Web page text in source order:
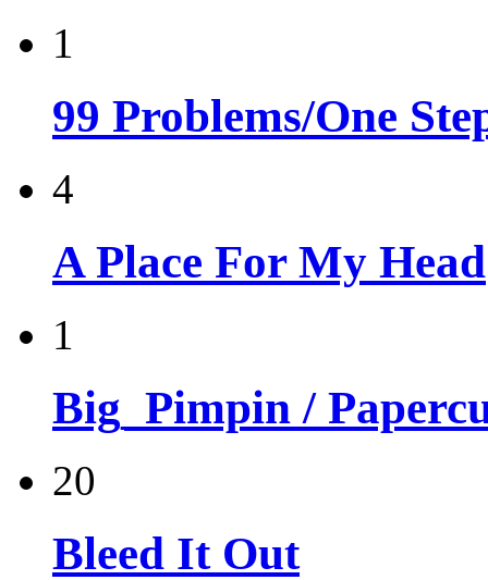
1
99 Problems/One
4
A Place For My Head
1
Big_Pimpin /
20
Bleed It Out